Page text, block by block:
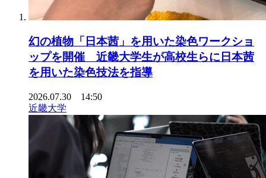
幻の植物「日本茜」を用いた染色ワークショ
ップを開催 近畿大学生が高校生らに日本茜
を用いた染色技法を指導
2026.07.30 14:50
近畿大学